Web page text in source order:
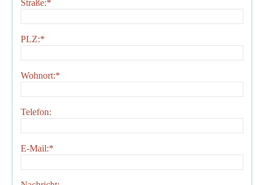
Straße:*
PLZ:*
Wohnort:*
Telefon:
E-Mail:*